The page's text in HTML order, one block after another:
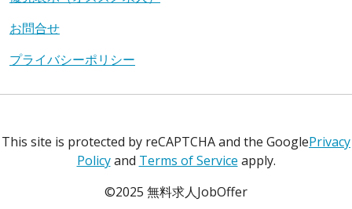
お問合せ
プライバシーポリシー
This site is protected by reCAPTCHA and the GooglePrivacy
Policyand Terms of Service apply.
©2025 無料求人JobOffer